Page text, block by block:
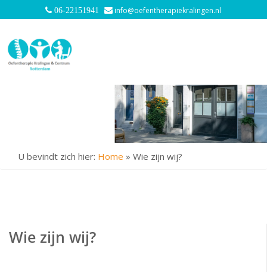
06-22151941 info@oefentherapiekralingen.nl
U bevindt zich hier: Home » Wie zijn wij?
Wie zijn wij?